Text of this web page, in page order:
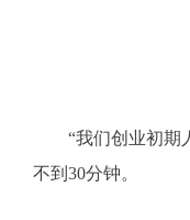
“我们创业初期人
不到30分钟。